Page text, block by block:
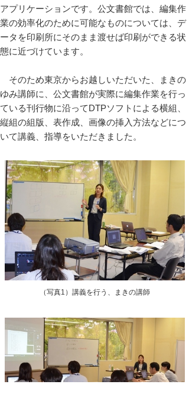
アプリケーションです。公文書館では、編集作
業の効率化のために可能なものについては、デ
ータを印刷所にそのまま渡せば印刷ができる状
態に近づけています。
そのため東京からお越しいただいた、まきの
ゆみ講師に、公文書館が実際に編集作業を行っ
ている刊行物に沿ってDTPソフトによる横組、
縦組の組版、表作成、画像の挿入方法などにつ
いて講義、指導をいただきました。
（写真1）講義を行う、まきの講師